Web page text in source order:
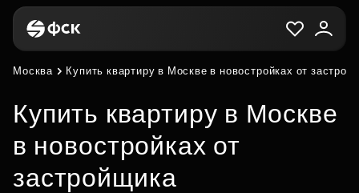
Москва Купить квартиру в Москве в новостройках от
Купить квартиру в Москве
в новостройках от
застройщика